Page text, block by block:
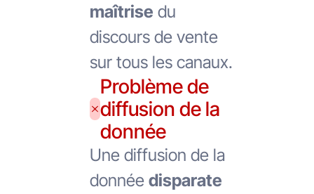
maîtrise du
discours de vente
sur tous les canaux.
Problème de
diffusion de la
donnée
Une diffusion de la
donnée disparate